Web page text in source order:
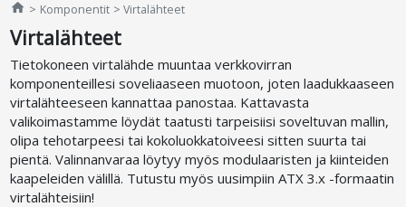
home Jimms.fi
Komponentit Virtalähteet
Virtalähteet
Tietokoneen virtalähde muuntaa verkkovirran
komponenteillesi soveliaaseen muotoon, joten laadukkaaseen
virtalähteeseen kannattaa panostaa. Kattavasta
valikoimastamme löydät taatusti tarpeisiisi soveltuvan mallin,
olipa tehotarpeesi tai kokoluokkatoiveesi sitten suurta tai
pientä. Valinnanvaraa löytyy myös modulaaristen ja kiinteiden
kaapeleiden välillä. Tutustu myös uusimpiin ATX 3.x -formaatin
virtalähteisiin!